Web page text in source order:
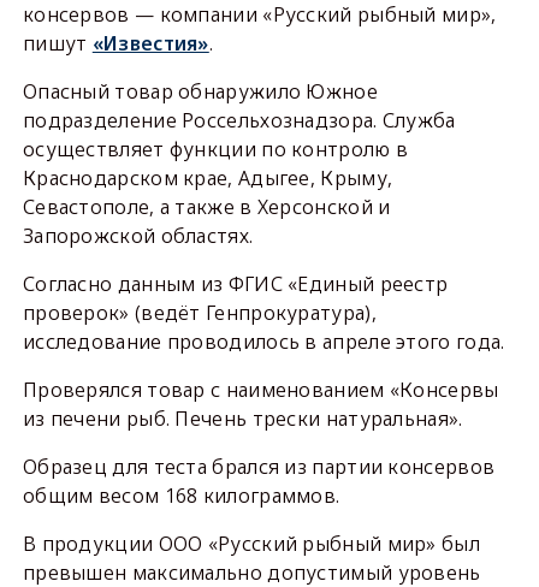
консервов — компании «Русский рыбный мир»,
пишут «Известия».
Опасный товар обнаружило Южное
подразделение Россельхознадзора. Служба
осуществляет функции по контролю в
Краснодарском крае, Адыгее, Крыму,
Севастополе, а также в Херсонской и
Запорожской областях.
Согласно данным из ФГИС «Единый реестр
проверок» (ведёт Генпрокуратура),
исследование проводилось в апреле этого года.
Проверялся товар с наименованием «Консервы
из печени рыб. Печень трески натуральная».
Образец для теста брался из партии консервов
общим весом 168 килограммов.
В продукции ООО «Русский рыбный мир» был
превышен максимально допустимый уровень